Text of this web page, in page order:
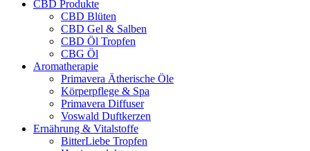
CBD Produkte
CBD Blüten
CBD Gel & Salben
CBD Öl Tropfen
CBG Öl
Aromatherapie
Primavera Ätherische Öle
Körperpflege & Spa
Primavera Diffuser
Voswald Duftkerzen
Ernährung & Vitalstoffe
BitterLiebe Tropfen